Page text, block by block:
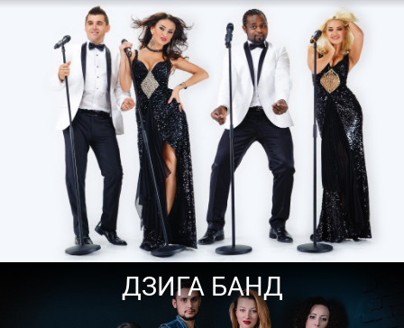
ДЗИГА БАНД